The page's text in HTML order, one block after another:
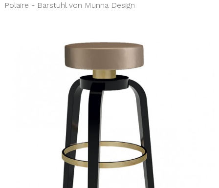
Polaire - Barstuhl von Munna Design